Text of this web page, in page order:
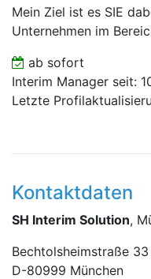
Mein Ziel ist es SIE
Unternehmen im
ab sofort
Interim Manager seit:
Letzte
Kontaktdaten
SH Interim Solution,
Bechtolsheimstraße 33
D-80999 München